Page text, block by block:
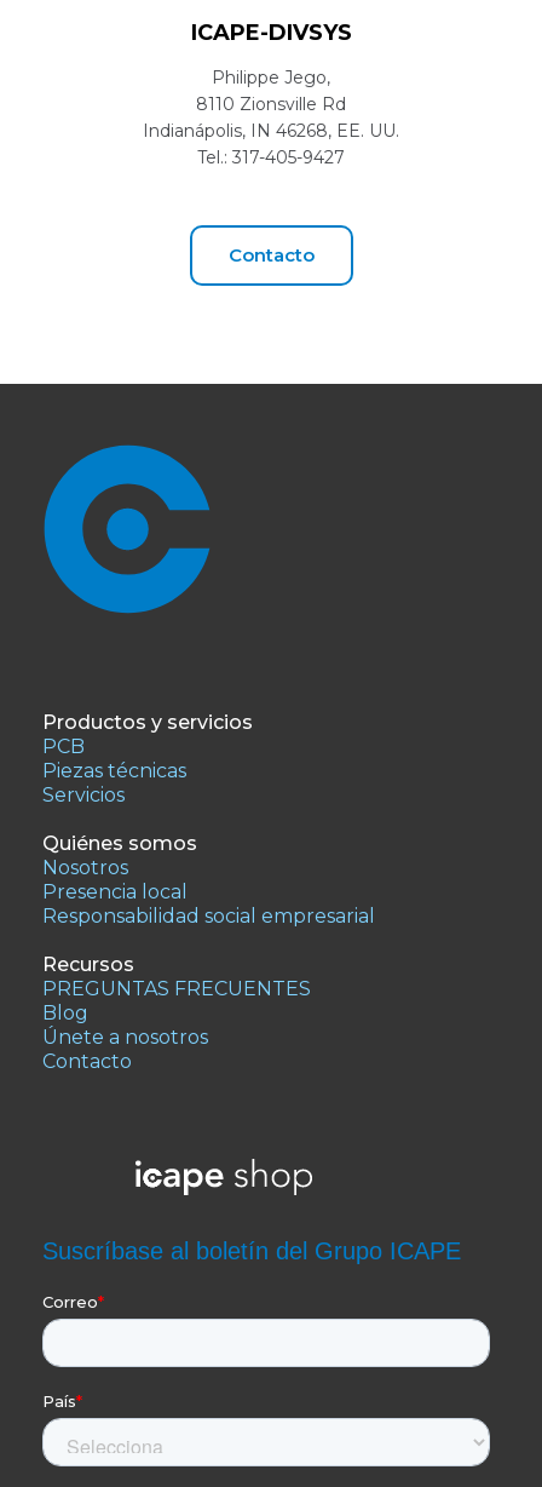
ICAPE-DIVSYS
Philippe Jego,
8110 Zionsville Rd
Indianápolis, IN 46268, EE. UU.
Tel.: 317-405-9427
Contacto
Productos y servicios
PCB
Piezas técnicas
Servicios
Quiénes somos
Nosotros
Presencia local
Responsabilidad social empresarial
Recursos
PREGUNTAS FRECUENTES
Blog
Únete a nosotros
Contacto